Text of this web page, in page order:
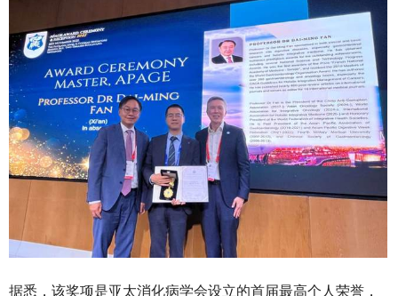
据悉，该奖项是亚太消化病学会设立的首届最高个人荣誉，